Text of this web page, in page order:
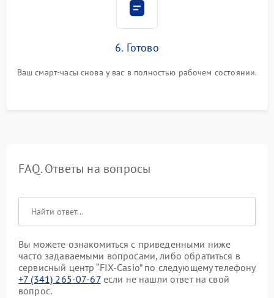
6. Готово
Ваш смарт-часы снова у вас в полностью рабочем состоянии.
FAQ. Ответы на вопросы
Вы можете ознакомиться с приведенными ниже
часто задаваемыми вопросами, либо обратиться в
сервисный центр “FIX-Casio” по следующему телефону
+7 (341) 265-07-67если не нашли ответ на свой
вопрос.